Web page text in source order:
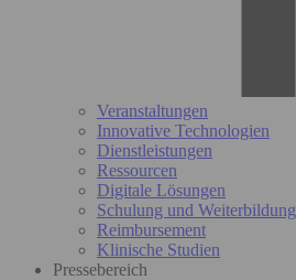
Veranstaltungen
Innovative Technologien
Dienstleistungen
Ressourcen
Digitale Lösungen
Schulung und Weiterbildung
Reimbursement
Klinische Studien
Pressebereich